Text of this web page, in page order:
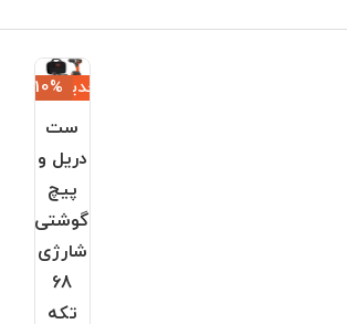
جدید‎−10%
ست
دریل و
پیچ
گوشتی
شارژی
68
تکه